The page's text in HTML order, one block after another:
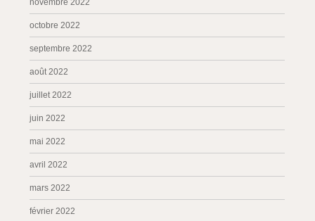
novembre 2022
octobre 2022
septembre 2022
août 2022
juillet 2022
juin 2022
mai 2022
avril 2022
mars 2022
février 2022